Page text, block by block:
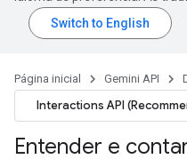
Página inicial Gemini API
Interactions API
Entender e